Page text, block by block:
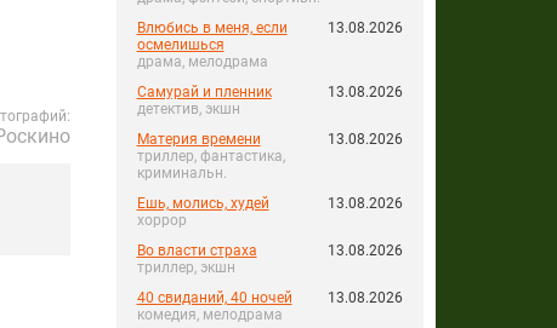
Влюбись в меня, если
осмелишься
драма, мелодрама
13.08.2026
Самурай и пленник
детектив, экшн
13.08.2026
Материя времени
триллер, фантастика,
криминальн.
13.08.2026
Ешь, молись, худей
хоррор
13.08.2026
Во власти страха
триллер, экшн
13.08.2026
40 свиданий, 40 ночей
комедия, мелодрама
13.08.2026